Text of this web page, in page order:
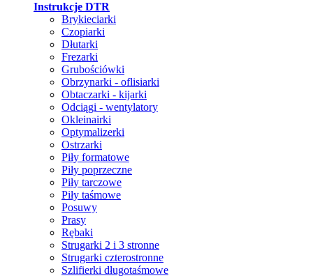
Instrukcje DTR
Brykieciarki
Czopiarki
Dłutarki
Frezarki
Grubościówki
Obrzynarki - oflisiarki
Obtaczarki - kijarki
Odciągi - wentylatory
Okleinairki
Optymalizerki
Ostrzarki
Piły formatowe
Piły poprzeczne
Piły tarczowe
Piły taśmowe
Posuwy
Prasy
Rębaki
Strugarki 2 i 3 stronne
Strugarki czterostronne
Szlifierki długotaśmowe